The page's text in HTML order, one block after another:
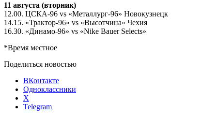
11 августа (вторник)
12.00. ЦСКА-96 vs «Металлург-96» Новокузнецк
14.15. «Трактор-96» vs «Высотчина» Чехия
16.30. «Динамо-96» vs «Nike Bauer Selects»
*Время местное
Поделиться новостью
ВКонтакте
Одноклассники
X
Telegram